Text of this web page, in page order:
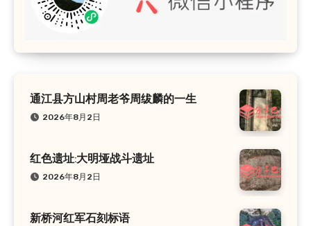
通江县方山村周老爷周绂麟的一生
2026年8月2日
红色遗址:大明垭战斗遗址
2026年8月2日
新桥河红军石刻标语